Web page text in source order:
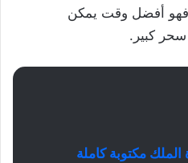
فهو أفضل وقت يمكن
سحر كبير.
مكتوبة كاملة